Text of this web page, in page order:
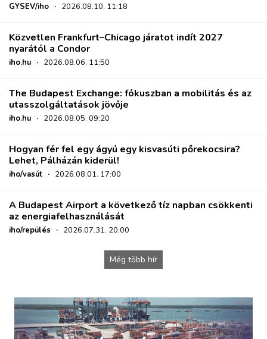
GYSEV/iho · 2026.08.10. 11:18
Közvetlen Frankfurt–Chicago járatot indít 2027
nyarától a Condor
iho.hu · 2026.08.06. 11:50
The Budapest Exchange: fókuszban a mobilitás és az
utasszolgáltatások jövője
iho.hu · 2026.08.05. 09:20
Hogyan fér fel egy ágyú egy kisvasúti pőrekocsira?
Lehet, Pálházán kiderül!
iho/vasút · 2026.08.01. 17:00
A Budapest Airport a következő tíz napban csökkenti
az energiafelhasználását
iho/repülés · 2026.07.31. 20:00
Még több hír